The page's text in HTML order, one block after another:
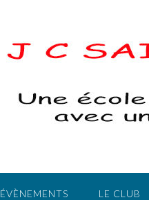
ÉVÈNEMENTS LE CLUB